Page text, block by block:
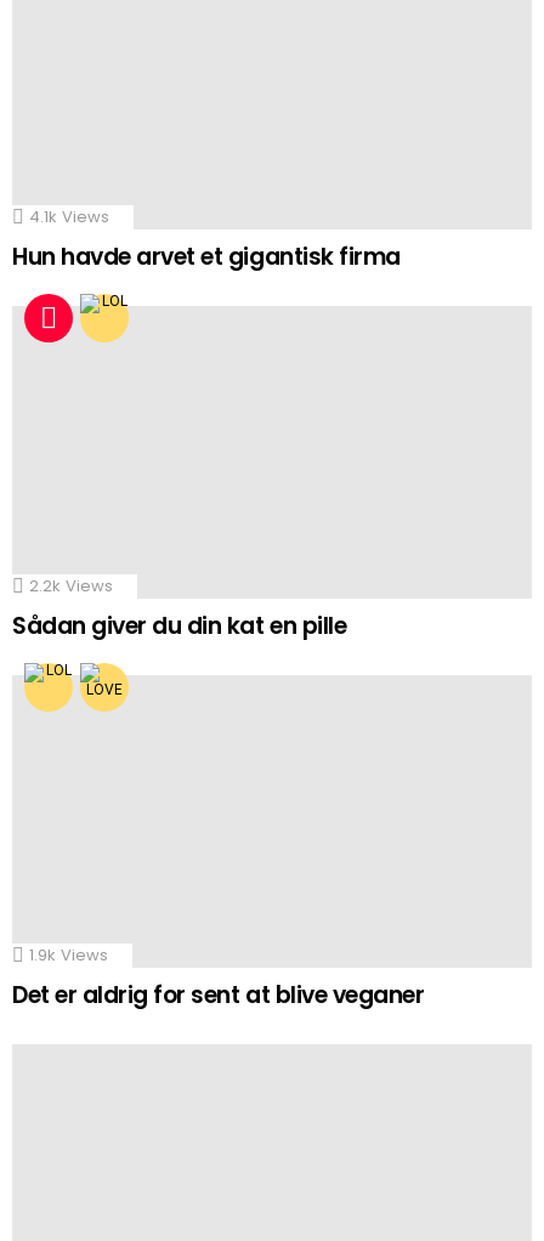
4.1k Views
Hun havde arvet et gigantisk firma
2.2k Views
Sådan giver du din kat en pille
1.9k Views
Det er aldrig for sent at blive veganer